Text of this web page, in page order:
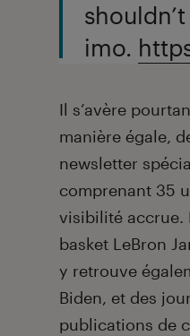
imo.
Il s’avère
manière égale,
newsletter
comprenant 35
visibilité accrue.
basket LeBron
y retrouve
Biden, et des
publications de